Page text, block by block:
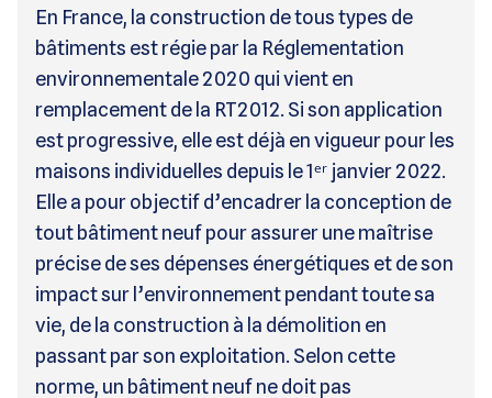
En France, la construction de tous types de
bâtiments est régie par la Réglementation
environnementale 2020 qui vient en
remplacement de la RT2012. Si son application
est progressive, elle est déjà en vigueur pour les
maisons individuelles depuis le 1ᵉʳ janvier 2022.
Elle a pour objectif d’encadrer la conception de
tout bâtiment neuf pour assurer une maîtrise
précise de ses dépenses énergétiques et de son
impact sur l’environnement pendant toute sa
vie, de la construction à la démolition en
passant par son exploitation. Selon cette
norme, un bâtiment neuf ne doit pas